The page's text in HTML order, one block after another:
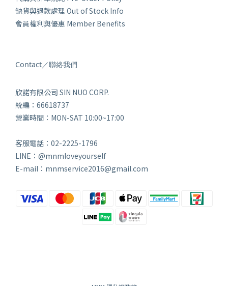
缺貨與退款處理 Out of Stock Info
會員權利與優惠 Member Benefits
Contact／聯絡我們
欣諾有限公司 SIN NUO CORP.
統編：66618737
營業時間：MON-SAT 10:00~17:00
客服電話：02-2225-1796
LINE：@mnmloveyourself
E-mail：mnmservice2016@gmail.com